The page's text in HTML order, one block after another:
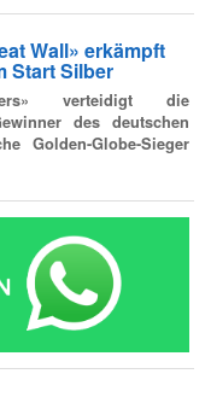
Wall» erkämpft
Start Silber
verteidigt die
des deutschen
Golden-Globe-Sieger